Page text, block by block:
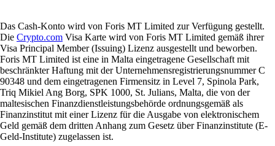
Das Cash-Konto wird von Foris MT Limited zur Verfügung gestellt.
Die Crypto.com Visa Karte wird von Foris MT Limited gemäß ihrer
Visa Principal Member (Issuing) Lizenz ausgestellt und beworben.
Foris MT Limited ist eine in Malta eingetragene Gesellschaft mit
beschränkter Haftung mit der Unternehmensregistrierungsnummer C
90348 und dem eingetragenen Firmensitz in Level 7, Spinola Park,
Triq Mikiel Ang Borg, SPK 1000, St. Julians, Malta, die von der
maltesischen Finanzdienstleistungsbehörde ordnungsgemäß als
Finanzinstitut mit einer Lizenz für die Ausgabe von elektronischem
Geld gemäß dem dritten Anhang zum Gesetz über Finanzinstitute (E-
Geld-Institute) zugelassen ist.